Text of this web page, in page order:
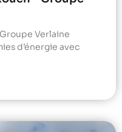
Verlaine
d’énergie avec